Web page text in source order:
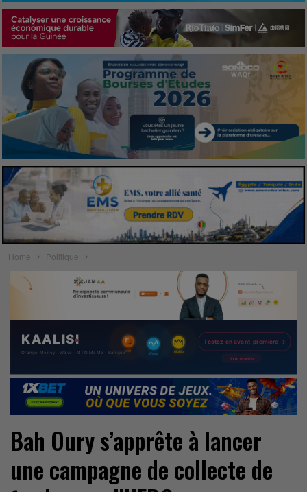
Home Politique
Bah Oury s’apprête à lancer
une campagne de collecte de